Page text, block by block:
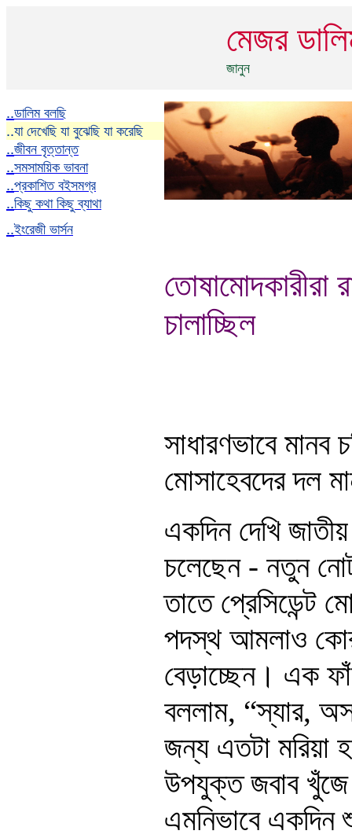
মেজর
জানুন
..ডালিম বলছি
..যা দেখেছি যা বুঝেছি যা করেছি
..জীবন বৃত্তান্ত
..সমসাময়িক ভাবনা
..প্রকাশিত বইসমগ্র
..কিছু কথা কিছু ব্যাথা
..ইংরেজী ভার্সন
তোষামোদকারীরা
চালাচ্ছিল
সাধারণভাবে
মোসাহেবদের দল
একদিন দেখি
চলেছেন - নতুন নোট
তাতে প্রেসিডেন্ট
পদস্থ আমলাও
বেড়াচ্ছেন। এক
বললাম, “স্যার,
জন্য এতটা মরিয়া
উপযুক্ত জবাব খুঁজে
এমনিভাবে একদিন